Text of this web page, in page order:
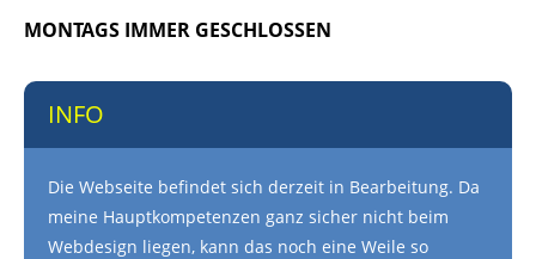
MONTAGS IMMER GESCHLOSSEN
INFO
Die Webseite befindet sich derzeit in Bearbeitung. Da
meine Hauptkompetenzen ganz sicher nicht beim
Webdesign liegen, kann das noch eine Weile so